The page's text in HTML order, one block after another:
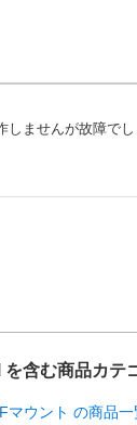
しませんが故障で
含む商品カテ
マウント の商品一